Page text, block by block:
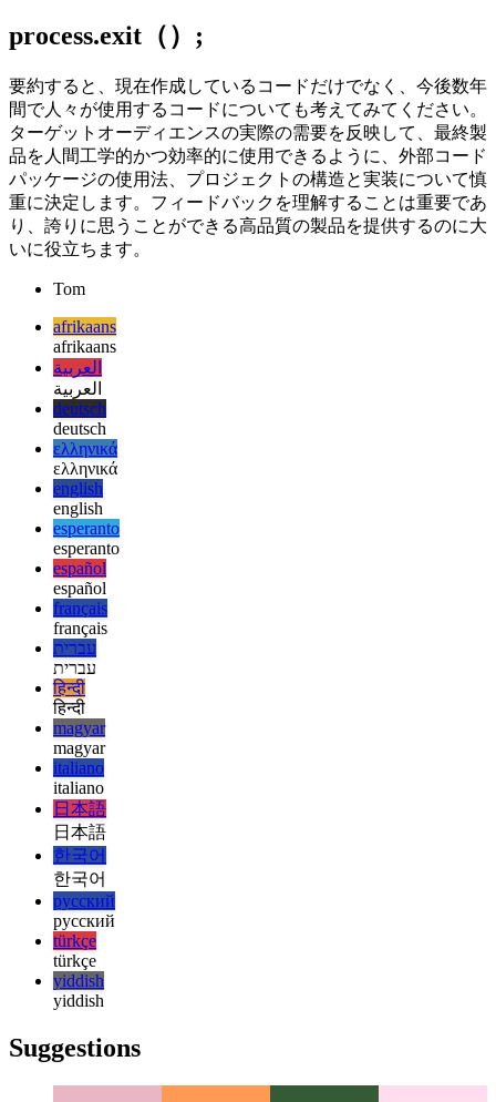
が学んだ教訓であり、プロジェクトのすべての段階で変更や
process.exit（）;
要約すると、現在作成しているコードだけでなく、今後数年
間で人々が使用するコードについても考えてみてください。
ターゲットオーディエンスの実際の需要を反映して、最終製
品を人間工学的かつ効率的に使用できるように、外部コード
パッケージの使用法、プロジェクトの構造と実装について慎
重に決定します。フィードバックを理解することは重要であ
いに役立ちます。
Tom
afrikaans
afrikaans
العربية
العربية
deutsch
deutsch
ελληνικά
ελληνικά
english
english
esperanto
esperanto
español
español
français
français
עברית
עברית
हिन्दी
हिन्दी
magyar
magyar
italiano
italiano
日本語
日本語
한국어
한국어
русский
русский
türkçe
yiddish